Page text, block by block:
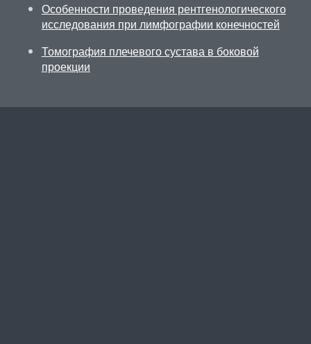
Особенности проведения рентгенологического
исследования при лимфографии конечностей
Томография плечевого сустава в боковой
проекции